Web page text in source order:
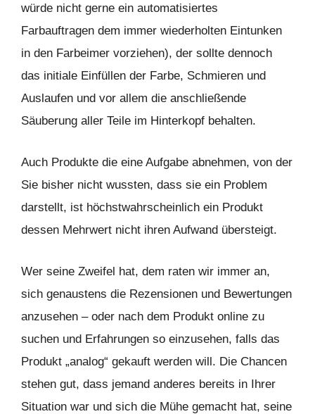
würde nicht gerne ein automatisiertes
Farbauftragen dem immer wiederholten Eintunken
in den Farbeimer vorziehen), der sollte dennoch
das initiale Einfüllen der Farbe, Schmieren und
Auslaufen und vor allem die anschließende
Säuberung aller Teile im Hinterkopf behalten.
Auch Produkte die eine Aufgabe abnehmen, von der
Sie bisher nicht wussten, dass sie ein Problem
darstellt, ist höchstwahrscheinlich ein Produkt
dessen Mehrwert nicht ihren Aufwand übersteigt.
Wer seine Zweifel hat, dem raten wir immer an,
sich genaustens die Rezensionen und Bewertungen
anzusehen – oder nach dem Produkt online zu
suchen und Erfahrungen so einzusehen, falls das
Produkt „analog“ gekauft werden will. Die Chancen
stehen gut, dass jemand anderes bereits in Ihrer
Situation war und sich die Mühe gemacht hat, seine